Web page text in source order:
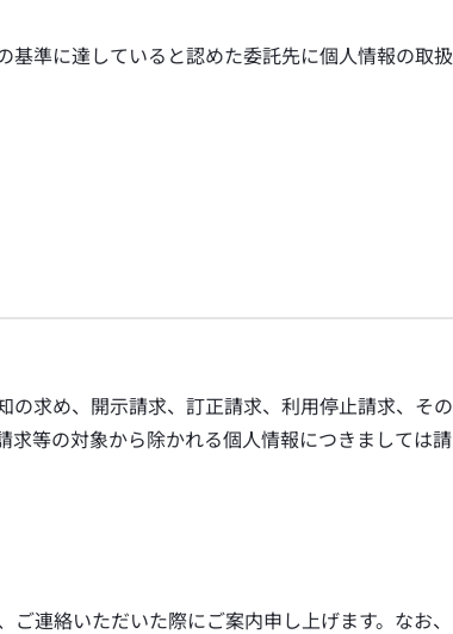
基準に達していると認めた委託先に個人情報の取扱
の求め、開示請求、訂正請求、利用停止請求、その
等の対象から除かれる個人情報につきましては請
連絡いただいた際にご案内申し上げます。なお、